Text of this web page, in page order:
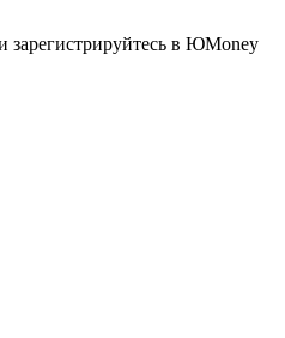
зарегистрируйтесь в ЮMoney